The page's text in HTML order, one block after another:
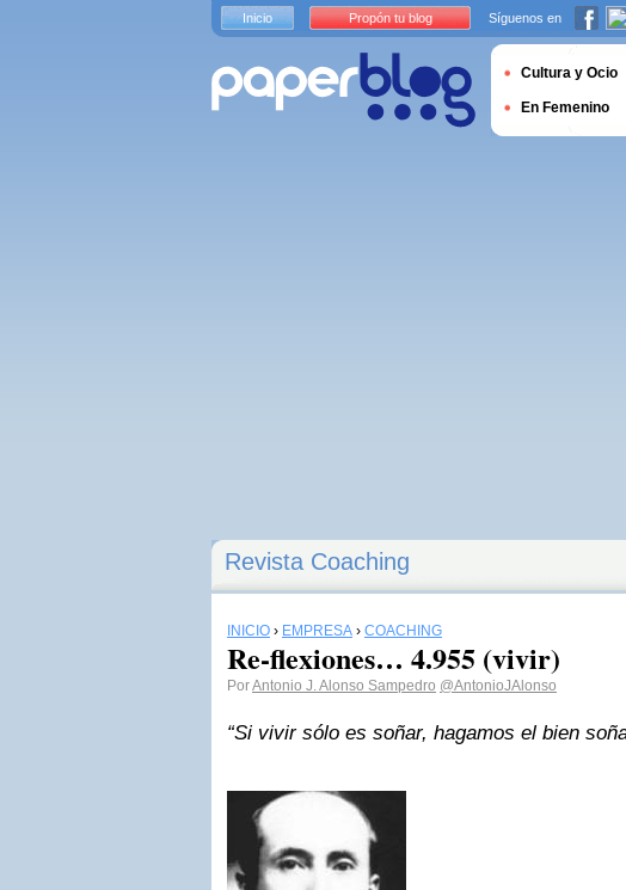
Revista Coaching
INICIO › EMPRESA › COACHING
Re-flexiones… 4.955 (vivir)
PorAntonio J. Alonso Sampedro @AntonioJAlonso
“Si vivir sólo es soñar, hagamos el bien
Inicio Propón tu blog Síguenos en
Cultura y Ocio
En Femenino